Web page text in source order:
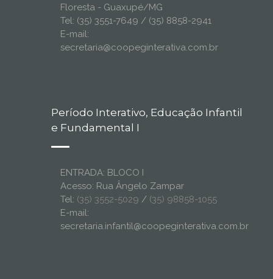
Floresta - Guaxupé/MG
Tel: (35) 3551-7649 / (35) 8858-2941
E-mail:
secretaria@coopeginterativa.com.br
Período Interativo, Educação Infantil
e Fundamental I
ENTRADA: BLOCO I
Acesso: Rua Ângelo Zampar
Tel: (35) 3552-5029 / (35) 98858-1055
E-mail:
secretaria.infantil@coopeginterativa.com.br